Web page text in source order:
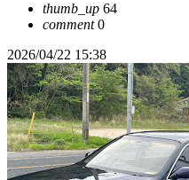
thumb_up 64
comment0
2026/04/22 15:38